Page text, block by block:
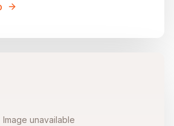
Image unavailable